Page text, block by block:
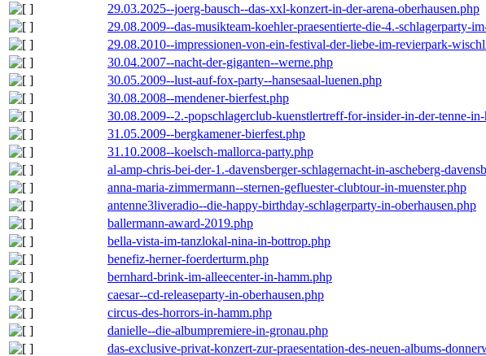
29.03.2025--joerg-bausch--das-xxl-konzert-in-der-arena-oberhausen.php
29.08.2009--das-musikteam-koehler-praesentierte-die-4.-schlagerparty-
29.08.2010--impressionen-von-ein-festival-der-liebe-im-revierpark-
30.04.2007--nacht-der-giganten--werne.php
30.05.2009--lust-auf-fox-party--hansesaal-luenen.php
30.08.2008--mendener-bierfest.php
30.08.2009--2.-popschlagerclub-kuenstlertreff-for-insider-in-der-tenne-
31.05.2009--bergkamener-bierfest.php
31.10.2008--koelsch-mallorca-party.php
al-amp-chris-bei-der-1.-davensberger-schlagernacht-in-ascheberg-
anna-maria-zimmermann--sternen-gefluester-clubtour-in-muenster.php
antenne3liveradio--die-happy-birthday-schlagerparty-in-oberhausen.php
ballermann-award-2019.php
bella-vista-im-tanzlokal-nina-in-bottrop.php
benefiz-herner-foerderturm.php
bernhard-brink-im-alleecenter-in-hamm.php
caesar--cd-releaseparty-in-oberhausen.php
circus-des-horrors-in-hamm.php
danielle--die-albumpremiere-in-gronau.php
das-exclusive-privat-konzert-zur-praesentation-des-neuen-albums-